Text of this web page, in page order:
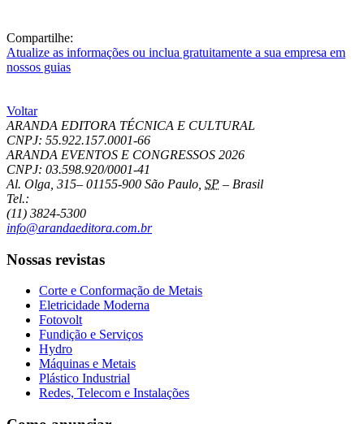
Compartilhe:
Atualize as informações ou inclua gratuitamente a sua empresa em
nossos guias
Voltar
ARANDA EDITORA TÉCNICA E CULTURAL
CNPJ: 55.922.157.0001-66
ARANDA EVENTOS E CONGRESSOS 2026
CNPJ: 03.598.920/0001-41
Al. Olga, 315– 01155-900 São Paulo SP – Brasil
Tel.:
(11) 3824-5300
info@arandaeditora.com.br
Nossas revistas
Corte e Conformação de Metais
Eletricidade Moderna
Fotovolt
Fundição e Serviços
Hydro
Máquinas e Metais
Plástico Industrial
Redes, Telecom e Instalações